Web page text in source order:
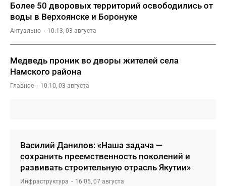
Более 50 дворовых территорий освободились от
воды в Верхоянске и Боронуке
Актуально 10:13, 03 августа
Медведь проник во дворы жителей села
Намского района
Главное 10:10, 03 августа
Василий Данилов: «Наша задача —
сохранить преемственность поколений и
развивать строительную отрасль Якутии»
Инфраструктура 16:05, 07 августа